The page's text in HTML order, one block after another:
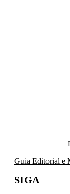
Guia Editorial e
SIGA